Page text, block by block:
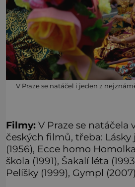
V Praze se natáčel i jeden z
Filmy: V Praze se natáčela
českých filmů, třeba: Lásky
(1956), Ecce homo
škola (1991), Šakalí léta
Pelíšky (1999), Gympl